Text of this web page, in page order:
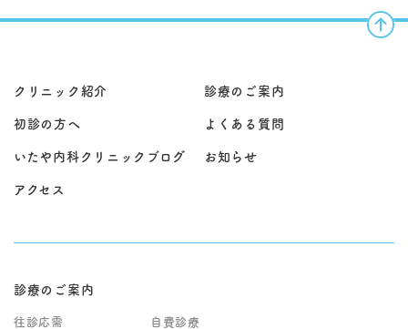
クリニック紹介 診療のご案内
初診の方へ よくある質問
いたや内科クリニックブログ お知らせ
アクセス
診療のご案内
往診応需 自費診療